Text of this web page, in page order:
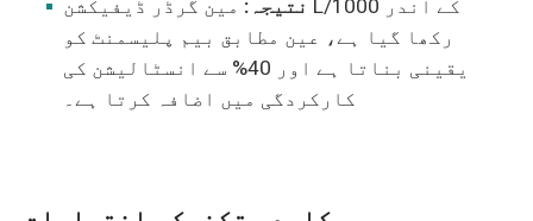
نتیجہ: مین گرڈر ڈیفیکشن L/1000 کے اندر
رکھا گیا ہے، عین مطابق بیم پلیسمنٹ کو
یقینی بناتا ہے اور 40% سے انسٹالیشن کی
کارکردگی میں اضافہ کرتا ہے۔